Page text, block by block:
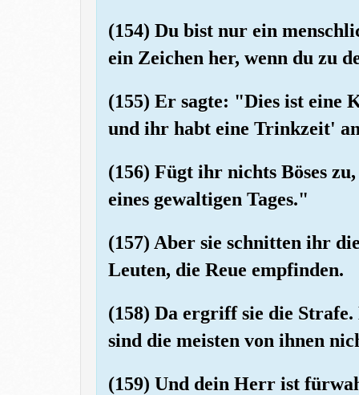
(154) Du bist nur ein
ein Zeichen her, wenn du zu
(155) Er sagte: "Dies ist eine
und ihr habt eine Trinkzeit'
(156) Fügt ihr nichts Böses
eines gewaltigen Tages."
(157) Aber sie schnitten ihr
Leuten, die Reue empfinden.
(158) Da ergriff sie die
sind die meisten von ihnen
(159) Und dein Herr ist